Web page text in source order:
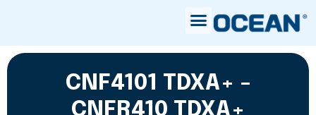
CNF4101 TDXA+ -